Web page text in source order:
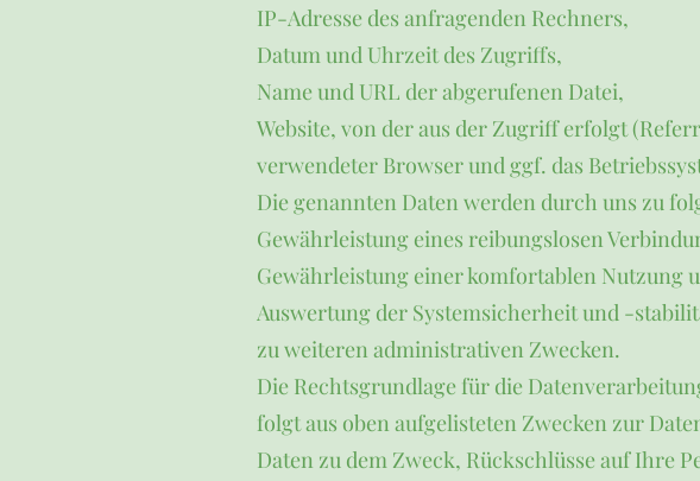
IP-Adresse des anfragenden Rechners,
Datum und Uhrzeit des Zugriffs,
Name und URL der abgerufenen Datei,
Website, von der aus der Zugriff erfolgt
verwendeter Browser und ggf. das
Die genannten Daten werden durch uns zu
Gewährleistung eines reibungslosen
Gewährleistung einer komfortablen Nutzung
Auswertung der Systemsicherheit und -
zu weiteren administrativen Zwecken.
Die Rechtsgrundlage für die
folgt aus oben aufgelisteten Zwecken zur
Daten zu dem Zweck, Rückschlüsse auf Ihre